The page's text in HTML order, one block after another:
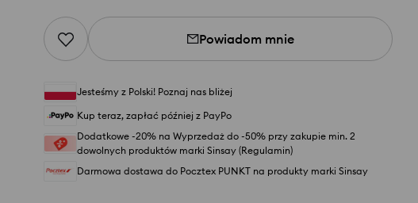
Powiadom mnie
Jesteśmy z Polski! Poznaj nas bliżej
Kup teraz, zapłać później z PayPo
Dodatkowe -20% na Wyprzedaż do -50% przy zakupie min. 2
dowolnych produktów marki Sinsay (Regulamin)
Darmowa dostawa do Pocztex PUNKT na produkty marki Sinsay